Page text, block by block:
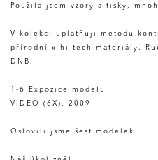
Použila jsem vzory a tisky,
V kolekci uplatňuji metodu
přírodní x hi-tech materiály.
DNB.
1-6 Expozice modelu
VIDEO (6X), 2009
Oslovili jsme šest modelek.